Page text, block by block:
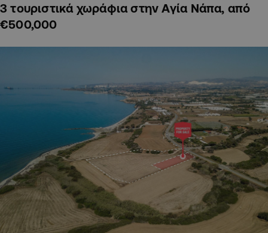
3 τουριστικά χωράφια στην Αγία Νάπα, από
€500,000